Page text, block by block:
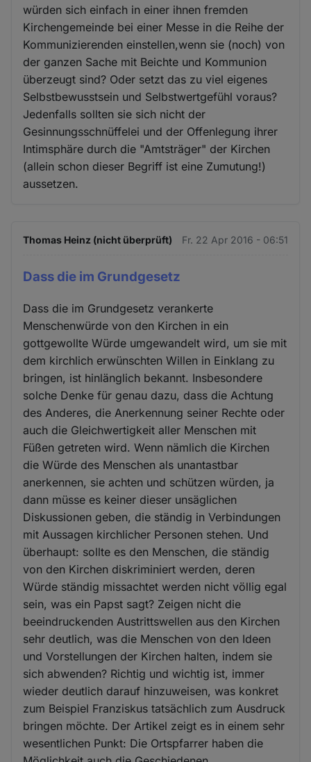
würden sich einfach in einer ihnen fremden
Kirchengemeinde bei einer Messe in die Reihe der
Kommunizierenden einstellen,wenn sie (noch) von
der ganzen Sache mit Beichte und Kommunion
überzeugt sind? Oder setzt das zu viel eigenes
Selbstbewusstsein und Selbstwertgefühl voraus?
Jedenfalls sollten sie sich nicht der
Gesinnungsschnüffelei und der Offenlegung ihrer
Intimsphäre durch die "Amtsträger" der Kirchen
(allein schon dieser Begriff ist eine Zumutung!)
aussetzen.
Thomas Heinz (nicht überprüft) Fr. 22 Apr 2016 - 06:51
Dass die im Grundgesetz
Dass die im Grundgesetz verankerte
Menschenwürde von den Kirchen in ein
gottgewollte Würde umgewandelt wird, um sie mit
dem kirchlich erwünschten Willen in Einklang zu
bringen, ist hinlänglich bekannt. Insbesondere
solche Denke für genau dazu, dass die Achtung
des Anderes, die Anerkennung seiner Rechte oder
auch die Gleichwertigkeit aller Menschen mit
Füßen getreten wird. Wenn nämlich die Kirchen
die Würde des Menschen als unantastbar
anerkennen, sie achten und schützen würden, ja
dann müsse es keiner dieser unsäglichen
Diskussionen geben, die ständig in Verbindungen
mit Aussagen kirchlicher Personen stehen. Und
überhaupt: sollte es den Menschen, die ständig
von den Kirchen diskriminiert werden, deren
Würde ständig missachtet werden nicht völlig egal
sein, was ein Papst sagt? Zeigen nicht die
beeindruckenden Austrittswellen aus den Kirchen
sehr deutlich, was die Menschen von den Ideen
und Vorstellungen der Kirchen halten, indem sie
sich abwenden? Richtig und wichtig ist, immer
wieder deutlich darauf hinzuweisen, was konkret
zum Beispiel Franziskus tatsächlich zum Ausdruck
bringen möchte. Der Artikel zeigt es in einem sehr
wesentlichen Punkt: Die Ortspfarrer haben die